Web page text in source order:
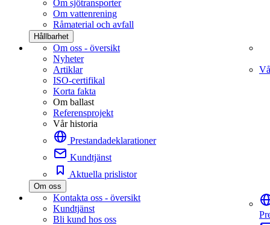
Om sjötransporter
Om vattenrening
Råmaterial och avfall
Hållbarhet
Om oss - översikt
Nyheter
Artiklar
ISO-certifikal
Korta fakta
Om ballast
Referensprojekt
Vår historia
Prestandadeklarationer
Kundtjänst
Aktuella prislistor
Om oss
Kontakta oss - översikt
Kundtjänst
Bli kund hos oss